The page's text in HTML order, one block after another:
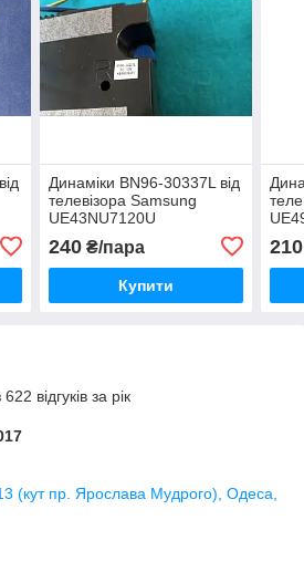
Динаміки BN96-30337L від
телевізора Samsung
UE43NU7120U
240₴/пара
Купити
210
відгуків за рік
(кут пр. Ярослава Мудрого), Одеса,